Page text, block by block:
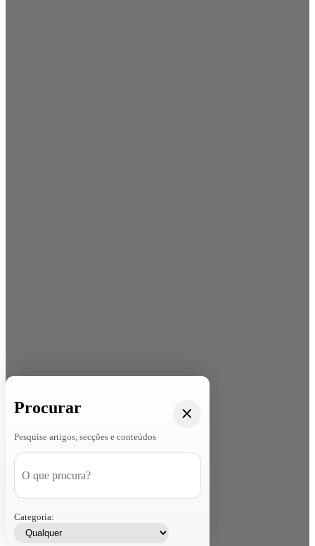
Procurar
Pesquise artigos, secções e conteúdos
Categoria: